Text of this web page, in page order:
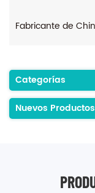
Categorías
Nuevos Productos